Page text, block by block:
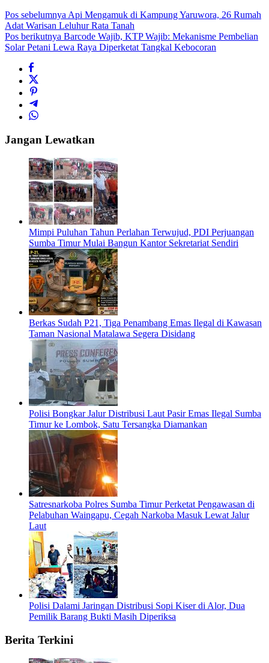
Pos sebelumnya Api Mengamuk di Kampung Yaruwora, 26 Rumah
Adat Warisan Leluhur Rata Tanah
Pos berikutnya Barcode Wajib, KTP Wajib: Mekanisme Pembelian
Solar Petani Lewa Raya Diperketat Tangkal Kebocoran
Jangan Lewatkan
Mimpi Puluhan Tahun Perlahan Terwujud, PDI Perjuangan
Sumba Timur Mulai Bangun Kantor Sekretariat Sendiri
Berkas Sudah P21, Tiga Penambang Emas Ilegal di Kawasan
Taman Nasional Matalawa Segera Disidang
Polisi Bongkar Jalur Distribusi Laut Pasir Emas Ilegal Sumba
Timur ke Lombok, Satu Tersangka Diamankan
Satresnarkoba Polres Sumba Timur Perketat Pengawasan di
Pelabuhan Waingapu, Cegah Narkoba Masuk Lewat Jalur
Laut
Polisi Dalami Jaringan Distribusi Sopi Kiser di Alor, Dua
Pemilik Barang Bukti Masih Diperiksa
Berita Terkini